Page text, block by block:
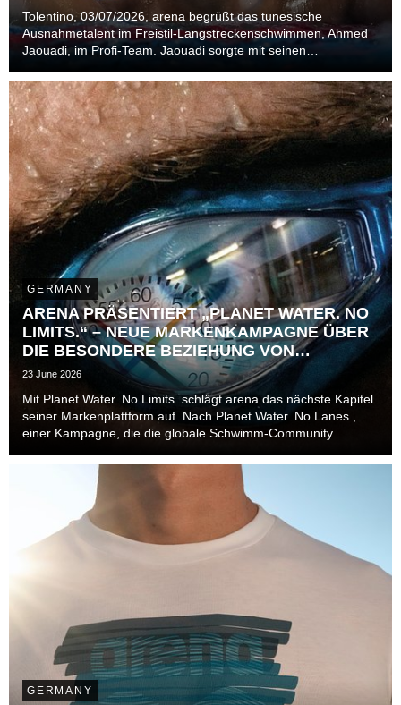
Tolentino, 03/07/2026, arena begrüßt das tunesische
Ausnahmetalent im Freistil-Langstreckenschwimmen, Ahmed
Jaouadi, im Profi-Team. Jaouadi sorgte mit seinen
und 2025 in Singapur für Furore in der Szene.
GERMANY
ARENA PRÄSENTIERT „PLANET WATER. NO
LIMITS.“ – NEUE MARKENKAMPAGNE ÜBER
DIE BESONDERE BEZIEHUNG VON
ATHLET*INNEN ZUR ZEIT
23 June 2026
Mit Planet Water. No Limits. schlägt arena das nächste Kapitel
seiner Markenplattform auf. Nach Planet Water. No Lanes.,
einer Kampagne, die die globale Schwimm-Community
Mittelpunkt stellte, richtet die Marke ...
GERMANY